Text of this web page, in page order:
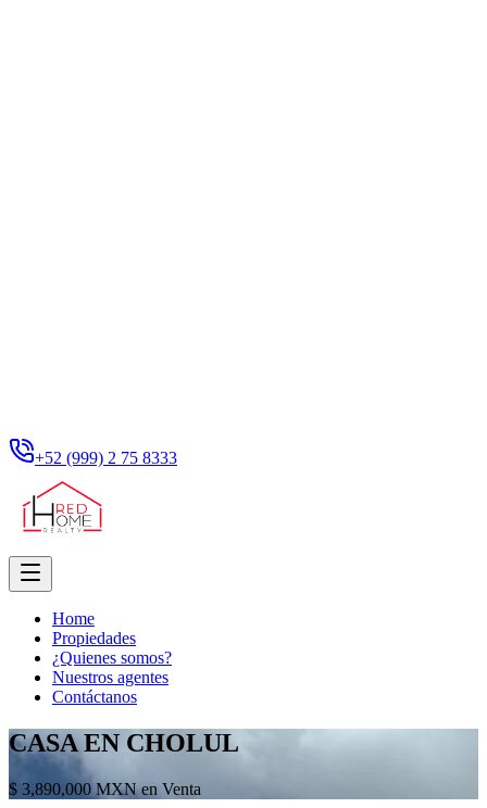
+52 (999) 2 75 8333
Home
Propiedades
¿Quienes somos?
Nuestros agentes
Contáctanos
CASA EN CHOLUL
$ 3,890,000 MXN en Venta